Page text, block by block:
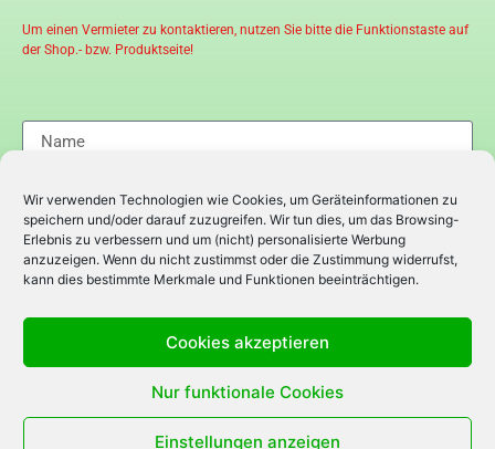
Wir verwenden Technologien wie Cookies, um Geräteinformationen zu
speichern und/oder darauf zuzugreifen. Wir tun dies, um das Browsing-
Erlebnis zu verbessern und um (nicht) personalisierte Werbung
anzuzeigen. Wenn du nicht zustimmst oder die Zustimmung widerrufst,
kann dies bestimmte Merkmale und Funktionen beeinträchtigen.
Cookies akzeptieren
Nur funktionale Cookies
Einstellungen anzeigen
Um einen Vermieter zu kontaktieren, nutzen Sie bitte die Funktionstaste auf
der Shop.- bzw. Produktseite!